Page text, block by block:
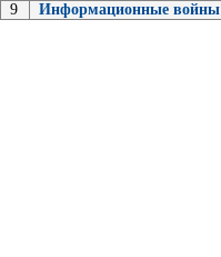
9
Информационные войны